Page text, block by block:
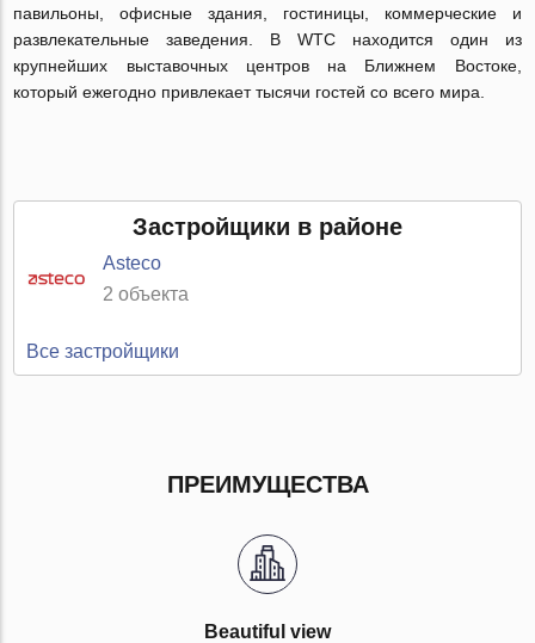
павильоны, офисные здания, гостиницы, коммерческие и
развлекательные заведения. В WTC находится один из
крупнейших выставочных центров на Ближнем Востоке,
который ежегодно привлекает тысячи гостей со всего мира.
Застройщики в районе
Asteco
2 объекта
Все застройщики
ПРЕИМУЩЕСТВА
Beautiful view